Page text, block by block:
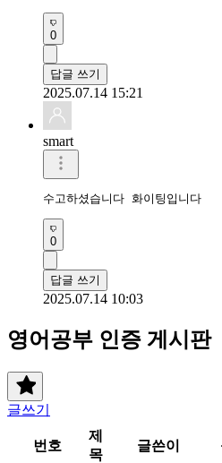
0
답글 쓰기
2025.07.14 15:21
smart
수고하셨습니다 화이팅입니다
0
답글 쓰기
2025.07.14 10:03
영어공부 인증 게시판
글쓰기
번호
제
목
글쓴이